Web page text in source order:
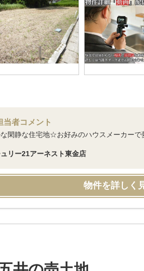
当者コメント
閑静な住宅地☆お好みのハウスメーカーで
リー21アーネスト東金店
物件を詳しく